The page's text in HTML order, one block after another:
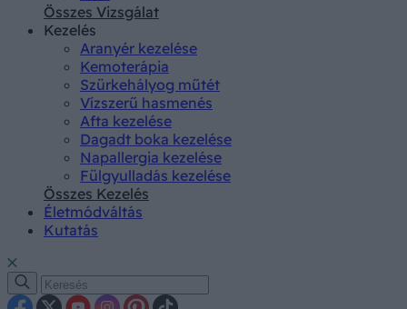
Összes Vizsgálat
Kezelés
Aranyér kezelése
Kemoterápia
Szürkehályog műtét
Vízszerű hasmenés
Afta kezelése
Dagadt boka kezelése
Napallergia kezelése
Fülgyulladás kezelése
Összes Kezelés
Életmódváltás
Kutatás